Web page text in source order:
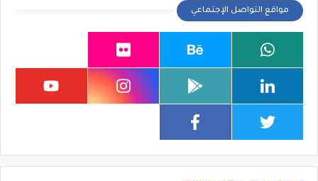
مواقع التواصل الإجتماعي